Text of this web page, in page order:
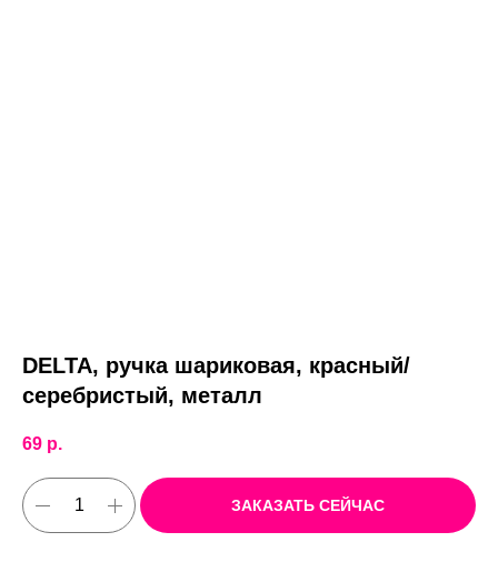
DELTA, ручка шариковая, красный/
серебристый, металл
69 р.
ЗАКАЗАТЬ СЕЙЧАС